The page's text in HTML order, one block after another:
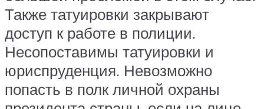
Также татуировки закрывают
доступ к работе в полиции.
Несопоставимы татуировки и
юриспруденция. Невозможно
попасть в полк личной охраны